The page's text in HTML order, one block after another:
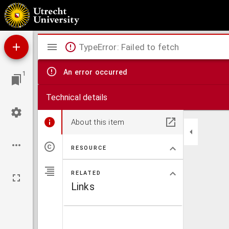
Caerte van de Heer-Huygen-Waert, met de omliggende dorpen en huysen, soo die
1
Mirador
viewer
TypeError: Failed to fetch
An error occurred
Technical details
About this item
RESOURCE
RELATED
Links